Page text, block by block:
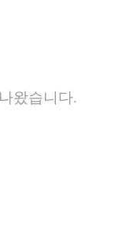
왔습니다.